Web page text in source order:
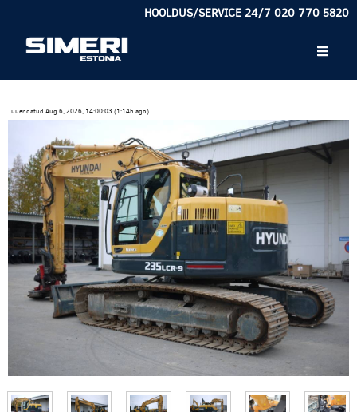
HOOLDUS/SERVICE 24/7 020 770 5820
uuendatud Aug 6, 2026, 14:00:03 (1:14h ago)